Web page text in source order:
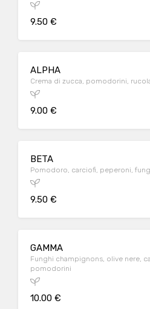
9.50 €
ALPHA
Crema di zucca, pomodorini,
9.00 €
BETA
Pomodoro, carciofi, peperoni,
9.50 €
GAMMA
Funghi champignons, olive nere,
pomodorini
10.00 €